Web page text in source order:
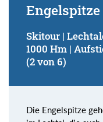
Engelspitze
Skitour |
1000 Hm |
(2 von 6)
Die Engelspitze